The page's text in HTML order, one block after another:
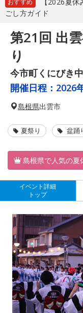
ごし方ガイド
第21回 出
り
今市町くにびき
開催日程： 2026
島根県出雲市
夏祭り 盆踊
島根県で人気の夏
イベント詳細
トップ